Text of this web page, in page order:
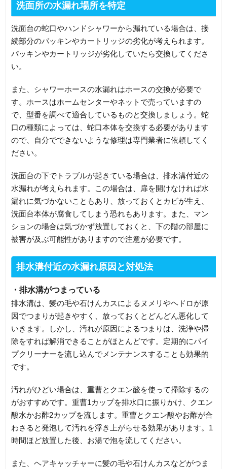
洗面所の水漏れ場所を特定
洗面台の蛇口やハンドシャワーから漏れている場合は、接
続部分のパッキンやカートリッジの劣化が考えられます。
パッキンやカートリッジが劣化していたら交換してくださ
い。
また、シャワーホースの水漏れはホースの交換が必要で
す。ホースはホームセンターやネットで売っていますの
で、型番を調べて適合しているものと交換しましょう。蛇
口の種類によっては、蛇口本体を交換する必要があります
ので、自分でできないような修理は専門業者に依頼してく
ださい。
洗面台の下でトラブルが起きている場合は、排水溝付近の
水漏れが考えられます。この場合は、扉を開けなければ水
漏れに気づかないこともあり、放っておくとカビが生え、
洗面台本体が腐食してしまう恐れもあります。また、マン
ションの場合は気づかず放置しておくと、下の階の部屋に
被害が及ぶ可能性がありますので注意が必要です。
排水溝付近の水漏れ原因と対処法
・排水溝がつまっている
排水溝は、髪の毛や石けんカスによるヌメリやヘドロが原
因でつまりが起きやすく、放っておくとどんどん悪化して
いきます。しかし、汚れが原因によるつまりは、洗浄や掃
除をすれば解消できることがほとんどです。定期的にパイ
プクリーナーを流し込んでメンテナンスすることも効果的
です。
汚れがひどい場合は、重曹とクエン酸を使って掃除するの
がおすすめです。重曹1カップを排水口に振りかけ、クエン
酸水かお酢2カップを流します。重曹とクエン酸やお酢が合
わさると発泡して汚れを浮き上がらせる効果があります。1
時間ほど放置した後、お湯で泡を流してください。
また、ヘアキャッチャーに髪の毛や石けんカスなどがつま